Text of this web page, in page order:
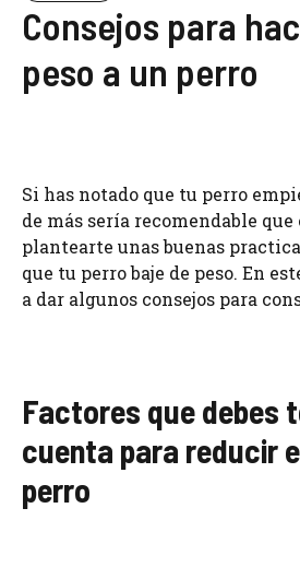
Consejos para
peso a un perro
Si has notado que tu perro
de más sería recomendable que
plantearte unas buenas
que tu perro baje de peso. En
a dar algunos consejos para
Factores que debes
cuenta para reducir
perro